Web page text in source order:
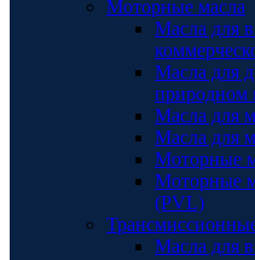
Моторные масла
Масла для
Масла для
природном
Масла для
Масла для
Моторные
Моторные
(PVL)
Масла для